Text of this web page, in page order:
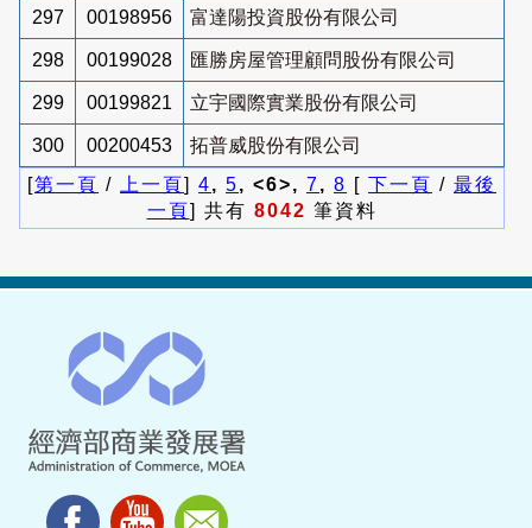
297 00198956 富達陽投資股份有限公司
298 00199028 匯勝房屋管理顧問股份有限公司
299 00199821 立宇國際實業股份有限公司
300 00200453
拓普威股份有限公司
[第一頁 / 上一頁] 4, 5, <6>, 7, 8 [ 下一頁 / 最後
一頁] 共有 8042 筆資料